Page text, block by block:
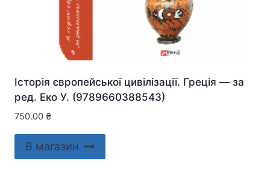
Історія європейської цивілізації. Греція — за
ред. Еко У. (9789660388543)
750.00 ₴
В магазин